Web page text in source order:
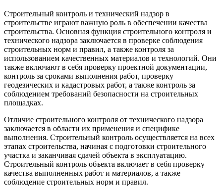
Строительный контроль и технический надзор в
строительстве играют важную роль в обеспечении качества
строительства. Основная функция строительного контроля и
технического надзора заключается в проверке соблюдения
строительных норм и правил, а также контроля за
использованием качественных материалов и технологий. Они
также включают в себя проверку проектной документации,
контроль за сроками выполнения работ, проверку
геодезических и кадастровых работ, а также контроль за
соблюдением требований безопасности на строительных
площадках.
Отличие строительного контроля от технического надзора
заключается в области их применения и специфике
выполнения. Строительный контроль осуществляется на всех
этапах строительства, начиная с подготовки строительного
участка и заканчивая сдачей объекта в эксплуатацию.
Строительный контроль объекта включает в себя проверку
качества выполненных работ и материалов, а также
соблюдение строительных норм и правил.